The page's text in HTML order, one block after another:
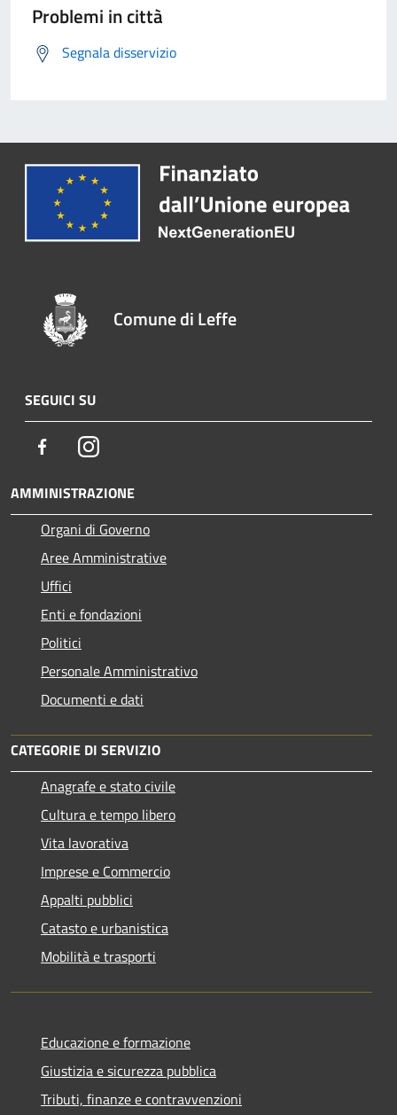
Problemi in città
Segnala disservizio
Comune di Leffe
SEGUICI SU
FacebookInstagram
AMMINISTRAZIONE
Organi di Governo
Aree Amministrative
Uffici
Enti e fondazioni
Politici
Personale Amministrativo
Documenti e dati
CATEGORIE DI SERVIZIO
Anagrafe e stato civile
Cultura e tempo libero
Vita lavorativa
Imprese e Commercio
Appalti pubblici
Catasto e urbanistica
Mobilità e trasporti
Educazione e formazione
Giustizia e sicurezza pubblica
Tributi, finanze e contravvenzioni